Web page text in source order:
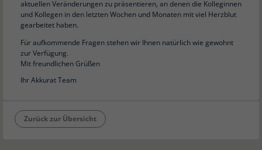
aktuellen Veränderungen zu präsentieren, an denen die Kolleginnen
und Kollegen in den letzten Wochen und Monaten mit viel Herzblut
gearbeitet haben.
Für aufkommende Fragen stehen wir Ihnen natürlich wie gewohnt
zur Verfügung.
Mit freundlichen Grüßen
Ihr Akkurat Team
Zurück zur Übersicht